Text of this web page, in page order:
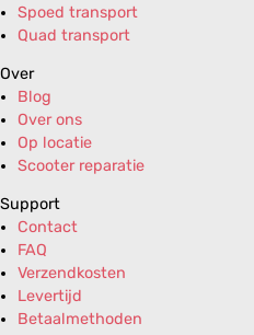
Spoed transport
Quad transport
Over
Blog
Over ons
Op locatie
Scooter reparatie
Support
Contact
FAQ
Verzendkosten
Levertijd
Betaalmethoden